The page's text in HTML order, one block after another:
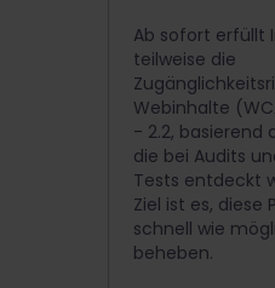
Ab sofort erfüllt
teilweise die
Webinhalte
- 2.2, basierend
die bei Audits
Tests entdeckt
Ziel ist es, diese
schnell wie
beheben.